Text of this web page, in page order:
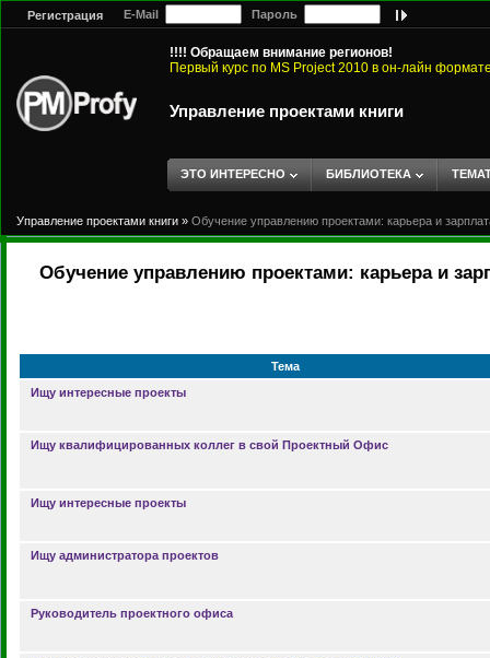
Регистрация E-Mail Пароль
!!!! Обращаем внимание регионов!
Первый курс по MS Project 2010 в он-лайн
Управление проектами книги
ЭТО ИНТЕРЕСНО БИБЛИОТЕКА
Управление проектами книги » Обучение управлению проектами: карьера и
Обучение управлению проектами: карьера и
Тема
Ищу интересные проекты
Ищу квалифицированных коллег в свой Проектный Офис
Ищу интересные проекты
Ищу администратора проектов
Руководитель проектного офиса